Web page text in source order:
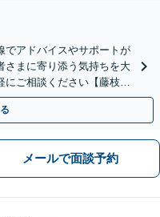
でアドバイスやサポートが
さまに寄り添う気持ちを大
ご相談ください【藤枝の
メールで面談予約